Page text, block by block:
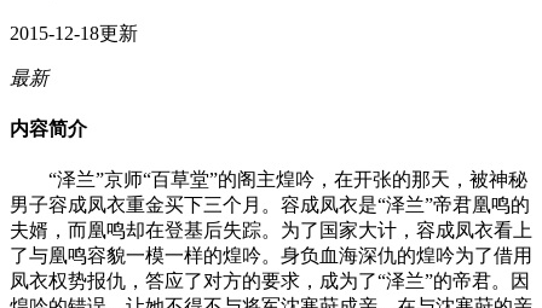
2015-12-18更新
最新
内容简介
“泽兰”京师“百草堂”的阁主煌吟，在开张的那天，被神秘
男子容成凤衣重金买下三个月。容成凤衣是“泽兰”帝君凰鸣的
夫婿，而凰鸣却在登基后失踪。为了国家大计，容成凤衣看上
了与凰鸣容貌一模一样的煌吟。身负血海深仇的煌吟为了借用
凤衣权势报仇，答应了对方的要求，成为了“泽兰”的帝君。因